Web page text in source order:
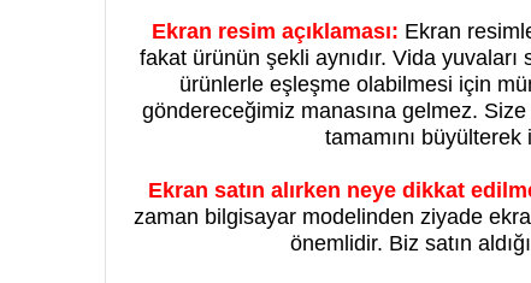
Ekran resim açıklaması: Ekran
fakat ürünün şekli aynıdır. Vida
ürünlerle eşleşme olabilmesi için
göndereceğimiz manasına gelmez.
tamamını
Ekran satın alırken neye dikkat
zaman bilgisayar modelinden ziyade
önemlidir. Biz satın